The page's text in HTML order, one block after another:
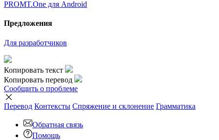
×
Но сейчас вы можете переводить только
один раз.
наверх
Условия использования
2010 - 2026
Select a language
Перевод английский,перевод русский
перевод французский